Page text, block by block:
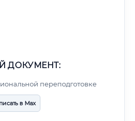
ДОКУМЕНТ:
переподготовке
в Max